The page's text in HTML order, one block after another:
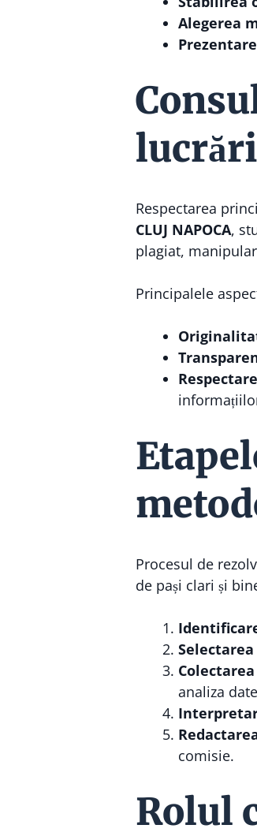
Alegerea
Respectarea
CLUJ NAPOCA,
plagiat,
Principalele
Procesul de
de pași clari și
analiza
comisie.
Rolul